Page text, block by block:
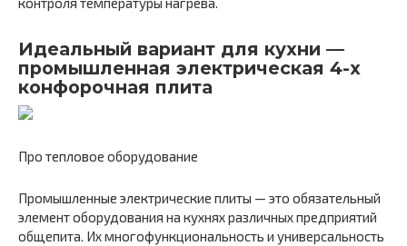
Идеальный вариант для кухни —
промышленная электрическая 4-х
конфорочная плита
Про тепловое оборудование
Промышленные электрические плиты — это обязательный
элемент оборудования на кухнях различных предприятий
общепита. Их многофункциональность и универсальность